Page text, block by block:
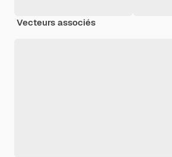
Vecteurs associés